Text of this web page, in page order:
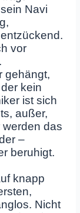
Navi
vor
gehängt,
kein
ist sich
außer,
das
–
beruhigt.
knapp
Nicht